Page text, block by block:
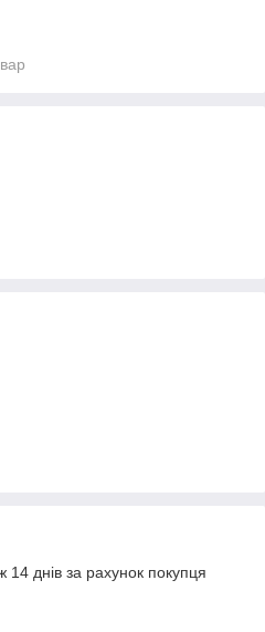
днів за рахунок покупця